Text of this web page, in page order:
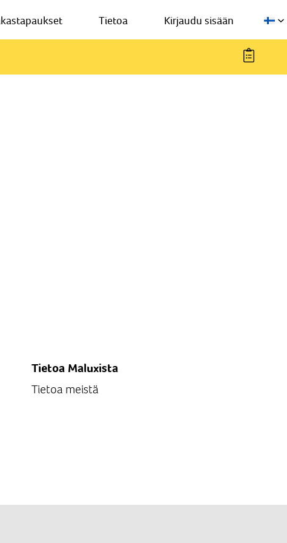
Tietoa Kirjaudu sisään
Tietoa Maluxista
Tietoa meistä